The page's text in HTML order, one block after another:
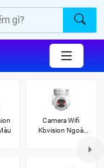
Camera Wifi
Kbvision Ngoài